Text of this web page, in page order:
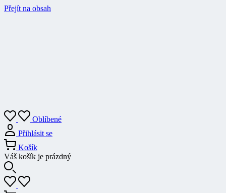
Přejít na obsah
Oblíbené
Přihlásit se
Košík
Váš košík je prázdný